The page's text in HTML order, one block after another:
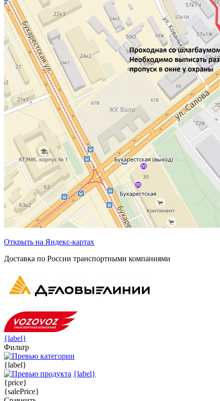
Открыть на Яндекс-картах
Доставка по России транспортными компаниями
{label}
Фильтр
{label}
{label}
{price}
{salePrice}